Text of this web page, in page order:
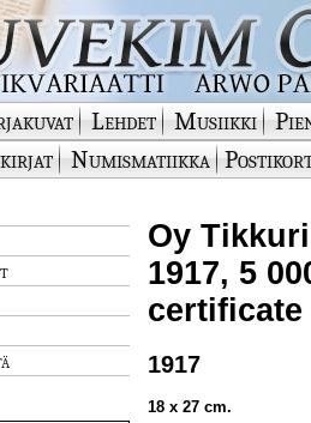
Lehdet Musiikki
Numismatiikka
Oy
1917, 5
certificate
1917
18 x 27 cm.